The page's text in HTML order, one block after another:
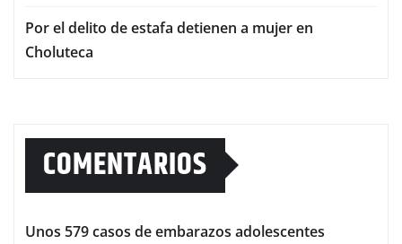
Por el delito de estafa detienen a mujer en
Choluteca
COMENTARIOS
Unos 579 casos de embarazos adolescentes